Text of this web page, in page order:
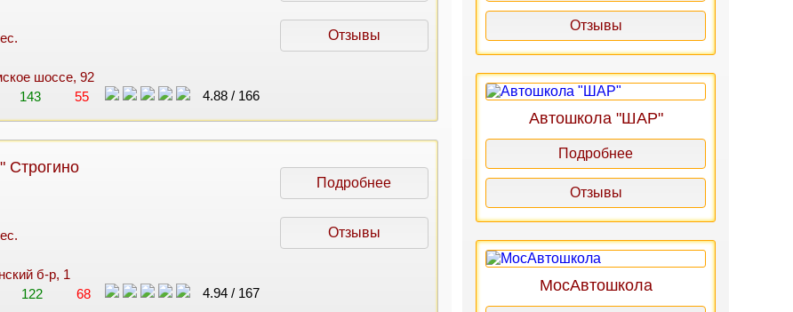
шоссе, 92
143 55 4.88/ 166
Отзывы
б-р, 1
122 68 4.94/ 167
Подробнее
Отзывы
Отзывы
Автошкола "ШАР"
Подробнее
Отзывы
МосАвтошкола